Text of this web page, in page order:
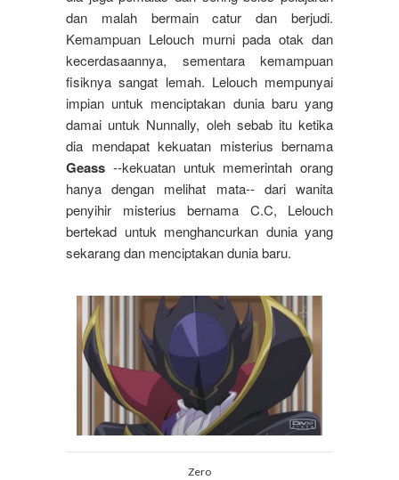
dan malah bermain catur dan berjudi.
Kemampuan Lelouch murni pada otak dan
kecerdasaannya, sementara kemampuan
fisiknya sangat lemah. Lelouch mempunyai
impian untuk menciptakan dunia baru yang
damai untuk Nunnally, oleh sebab itu ketika
dia mendapat kekuatan misterius bernama
Geass --kekuatan untuk memerintah orang
hanya dengan melihat mata-- dari wanita
penyihir misterius bernama C.C, Lelouch
bertekad untuk menghancurkan dunia yang
sekarang dan menciptakan dunia baru.
Zero